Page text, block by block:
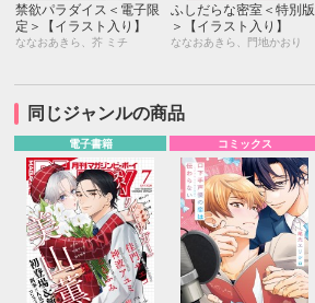
禁欲パラダイス＜電子限
定＞【イラスト入り】
ななおあきら、芥 ミチ
ふしだらな密室＜特別版
＞【イラスト入り】
ななおあきら、門地かおり
同じジャンルの商品
電子書籍 コミックス